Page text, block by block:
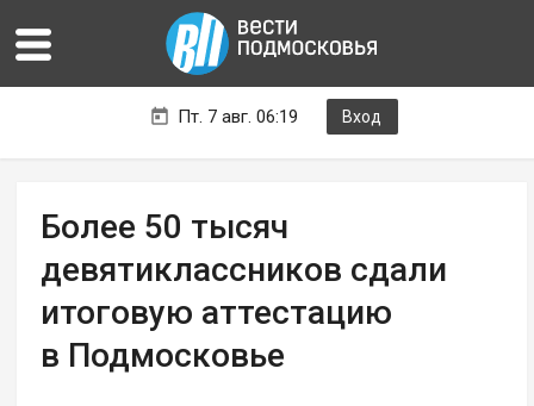
Пт. 7 авг. 06:19 Вход
Более 50 тысяч
девятиклассников сдали
итоговую аттестацию
в Подмосковье